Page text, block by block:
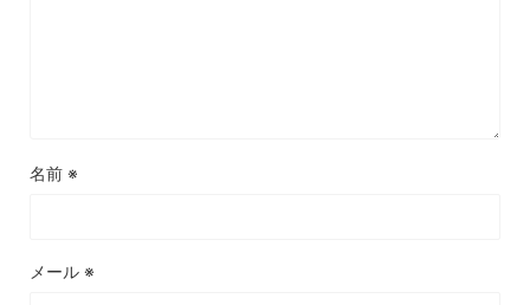
名前 ※
メール ※